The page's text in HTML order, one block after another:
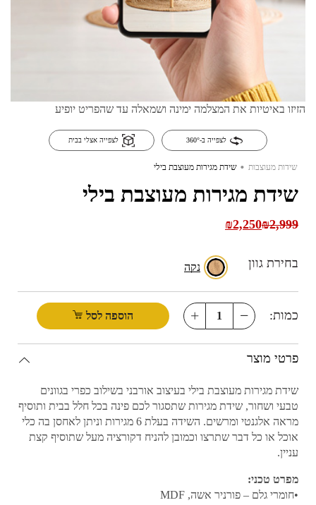
שידות מעוצבות . שידת מגירות מעוצבת בילי
שידת מגירות מעוצבת בילי
₪2,999
₪2,250
בחירת גוון נקה
כמות: הוספה לסל
פרטי מוצר
שידת מגירות מעוצבת בילי בעיצוב אורבני בשילוב כפרי בגוונים
טבעי ושחור, שידת מגירות שתסגור לכם פינה בכל חלל בבית ותוסיף
מראה אלגנטי ומרשים. השידה בעלת 6 מגירות וניתן לאחסן בה כלי
אוכל או כל דבר שתרצו וכמובן להניח דקורציה מעל שתוסיף קצת
עניין.
מפרט טכני:
•חומרי גלם – פורניר אשה, MDF
הזיזו באיטיות את המצלמה ימינה ושמאלה עד שהפריט יופיע
לצפייה ב-360° לצפייה אצלי בבית